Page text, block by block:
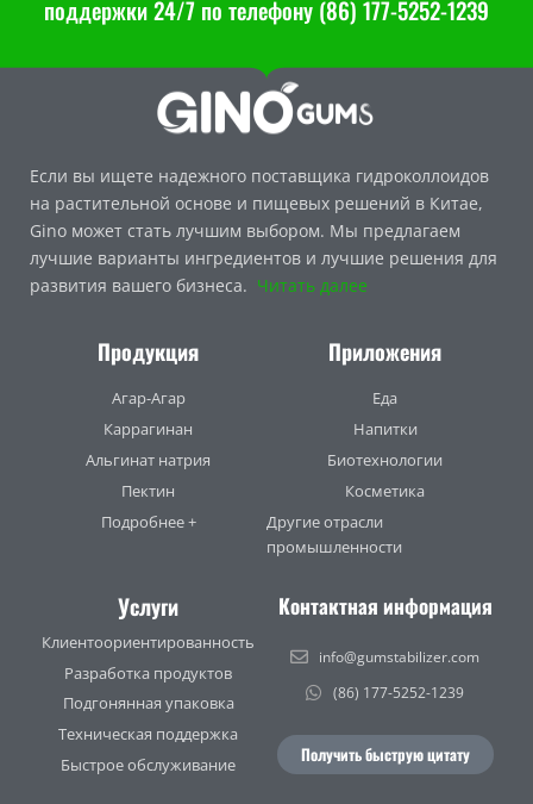
поддержки 24/7 по телефону (86) 177-5252-1239
Если вы ищете надежного поставщика гидроколлоидов
на растительной основе и пищевых решений в Китае,
Gino может стать лучшим выбором. Мы предлагаем
лучшие варианты ингредиентов и лучшие решения для
развития вашего бизнеса. Читать далее
Продукция
Агар-Агар
Каррагинан
Альгинат натрия
Пектин
Подробнее +
Приложения
Еда
Напитки
Биотехнологии
Косметика
Другие отрасли
промышленности
Услуги
Клиентоориентированность
Разработка продуктов
Подгонянная упаковка
Техническая поддержка
Быстрое обслуживание
Контактная информация
info@gumstabilizer.com
(86) 177-5252-1239
Получить быструю цитату